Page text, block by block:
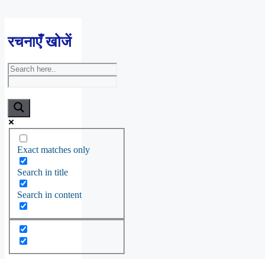
रचनाएँ खोजें
Exact matches only
Search in title
Search in content